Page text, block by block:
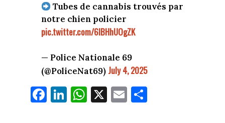
Tubes de cannabis trouvés par
notre chien policier
pic.twitter.com/6IBHhUOgZK
— Police Nationale 69
(@PoliceNat69) July 4, 2025
Fa
ce
Li
nk
W
ha
X E
m
Pa